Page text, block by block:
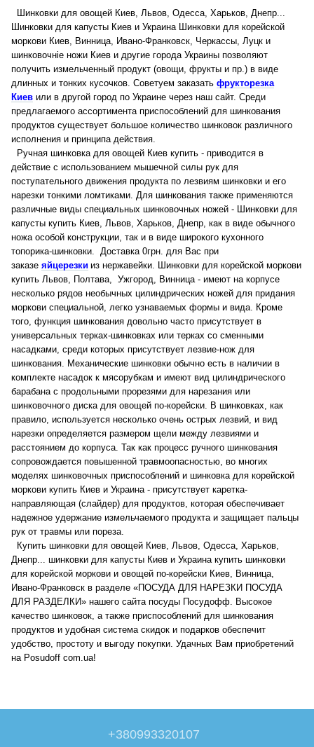
Шинковки для овощей Киев, Львов, Одесса, Харьков, Днепр...
Шинковки для капусты Киев и Украина Шинковки для корейской
моркови Киев, Винница, Ивано-Франковск, Черкассы, Луцк и
шинковочніе ножи Киев и другие города Украины позволяют
получить измельченный продукт (овощи, фрукты и пр.) в виде
длинных и тонких кусочков. Советуем заказать фрукторезка
Киев или в другой город по Украине через наш сайт. Среди
предлагаемого ассортимента приспособлений для шинкования
продуктов существует большое количество шинковок различного
исполнения и принципа действия.
Ручная шинковка для овощей Киев купить - приводится в
действие с использованием мышечной силы рук для
поступательного движения продукта по лезвиям шинковки и его
нарезки тонкими ломтиками. Для шинкования также применяются
различные виды специальных шинковочных ножей - Шинковки для
капусты купить Киев, Львов, Харьков, Днепр, как в виде обычного
ножа особой конструкции, так и в виде широкого кухонного
топорика-шинковки.
Доставка 0грн. для Вас при
заказе яйцерезки из нержавейки. Шинковки для корейской моркови
купить Львов, Полтава, Ужгород, Винница - имеют на корпусе
несколько рядов необычных цилиндрических ножей для придания
моркови специальной, легко узнаваемых формы и вида. Кроме
того, функция шинкования довольно часто присутствует в
универсальных терках-шинковках или терках со сменными
насадками, среди которых присутствует лезвие-нож для
шинкования. Механические шинковки обычно есть в наличии в
комплекте насадок к мясорубкам и имеют вид цилиндрического
барабана с продольными прорезями для нарезания или
шинковочного диска для овощей по-корейски. В шинковках, как
правило, используется несколько очень острых лезвий, и вид
нарезки определяется размером щели между лезвиями и
расстоянием до корпуса. Так как процесс ручного шинкования
сопровождается повышенной травмоопасностью, во многих
моделях шинковочных приспособлений и шинковка для корейской
моркови купить Киев и Украина - присутствует каретка-
направляющая (слайдер) для продуктов, которая обеспечивает
надежное удержание измельчаемого продукта и защищает пальцы
рук от травмы или пореза.
Купить шинковки для овощей Киев, Львов, Одесса, Харьков,
Днепр... шинковки для капусты Киев и Украина купить шинковки
для корейской моркови и овощей по-корейски Киев, Винница,
Ивано-Франковск в разделе «ПОСУДА ДЛЯ НАРЕЗКИ ПОСУДА
ДЛЯ РАЗДЕЛКИ» нашего сайта посуды Посудофф. Высокое
качество шинковок, а также приспособлений для шинкования
продуктов и удобная система скидок и подарков обеспечит
удобство, простоту и выгоду покупки. Удачных Вам приобретений
на Posudoff com.ua!
+380993320107